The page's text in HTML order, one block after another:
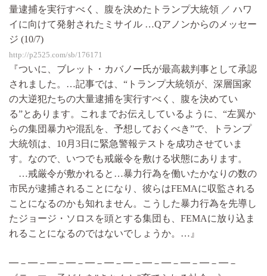
量逮捕を実行すべく、腹を決めたトランプ大統領 ／ ハワ
イに向けて発射されたミサイル …Qアノンからのメッセー
ジ (10/7)
http://p2525.com/sb/176171
『ついに、ブレット・カバノー氏が最高裁判事として承認
されました。…記事では、“トランプ大統領が、深層国家
の大逆犯たちの大量逮捕を実行すべく、腹を決めてい
る”とあります。これまでお伝えしているように、“左翼か
らの集団暴力や混乱を、予想しておくべき”で、トランプ
大統領は、10月3日に緊急警報テストを成功させていま
す。なので、いつでも戒厳令を敷ける状態にあります。
…戒厳令が敷かれると…暴力行為を働いたかなりの数の
市民が逮捕されることになり、彼らはFEMAに収監される
ことになるのかも知れません。こうした暴力行為を先導し
たジョージ・ソロスを頭とする集団も、FEMAに放り込ま
れることになるのではないでしょうか。…』
━－━－━－━－━－━－━－━－━－━－━－━－